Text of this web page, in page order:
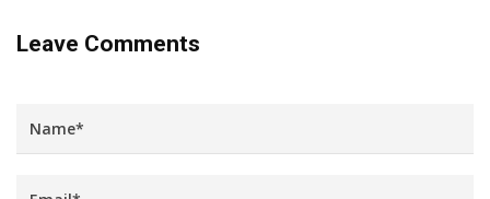
Leave Comments